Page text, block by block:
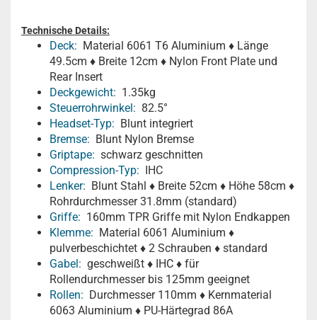
Technische Details:
Deck: Material 6061 T6 Aluminium ♦ Länge
49.5cm ♦ Breite 12cm ♦ Nylon Front Plate und
Rear Insert
Deckgewicht: 1.35kg
Steuerrohrwinkel: 82.5°
Headset-Typ: Blunt integriert
Bremse: Blunt Nylon Bremse
Griptape: schwarz geschnitten
Compression-Typ: IHC
Lenker: Blunt Stahl ♦ Breite 52cm ♦ Höhe 58cm ♦
Rohrdurchmesser 31.8mm (standard)
Griffe: 160mm TPR Griffe mit Nylon Endkappen
Klemme: Material 6061 Aluminium ♦
pulverbeschichtet ♦ 2 Schrauben ♦ standard
Gabel: geschweißt ♦ IHC ♦ für
Rollendurchmesser bis 125mm geeignet
Rollen: Durchmesser 110mm ♦ Kernmaterial
6063 Aluminium ♦ PU-Härtegrad 86A